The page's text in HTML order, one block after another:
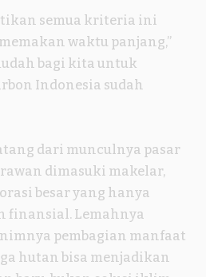
semua kriteria ini
waktu panjang,”
bagi kita untuk
Indonesia sudah
dari munculnya pasar
dimasuki makelar,
besar yang hanya
finansial. Lemahnya
pembagian manfaat
hutan bisa menjadikan